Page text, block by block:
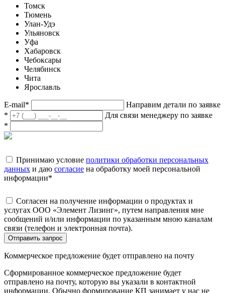
Томск
Тюмень
Улан-Удэ
Ульяновск
Уфа
Хабаровск
Чебоксары
Челябинск
Чита
Ярославль
E-mail*
Направим детали по заявке
*
Для связи менеджеру по заявке
*
Принимаю условие политики обработки персональных
данных и даю согласие на обработку моей персональной
информации*
Согласен на получение информации о продуктах и
услугах ООО «Элемент Лизинг», путем направления мне
сообщений и/или информации по указанным мною каналам
связи (телефон и электронная почта).
Отправить запрос
Коммерческое предложение будет отправлено на почту
Сформированное коммерческое предложение будет
отправлено на почту, которую вы указали в контактной
информации. Обычно формирование КП занимает у нас не